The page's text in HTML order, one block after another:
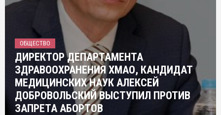
ОБЩЕСТВО
ДИРЕКТОР ДЕПАРТАМЕНТА
ЗДРАВООХРАНЕНИЯ ХМАО, КАНДИДАТ
МЕДИЦИНСКИХ НАУК АЛЕКСЕЙ
ДОБРОВОЛЬСКИЙ ВЫСТУПИЛ ПРОТИВ
ЗАПРЕТА АБОРТОВ